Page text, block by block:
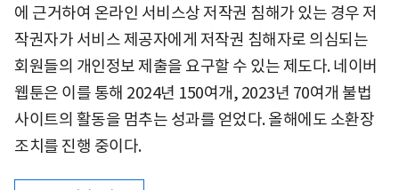
에 근거하여 온라인 서비스상 저작권 침해가 있는 경우 저
작권자가 서비스 제공자에게 저작권 침해자로 의심되는
회원들의 개인정보 제출을 요구할 수 있는 제도다. 네이버
웹툰은 이를 통해 2024년 150여개, 2023년 70여개 불법
사이트의 활동을 멈추는 성과를 얻었다. 올해에도 소환장
조치를 진행 중이다.